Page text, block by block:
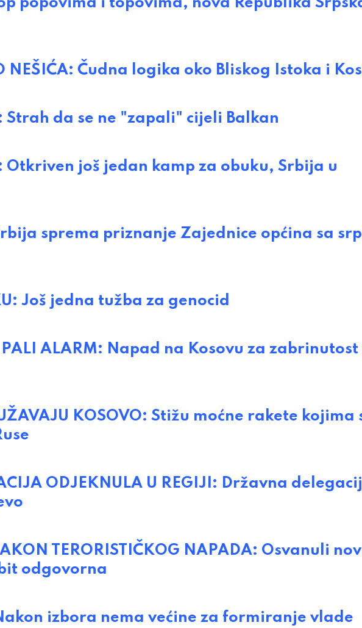
NEŠIĆA: Čudna logika oko Bliskog Istoka i
Strah da se ne "zapali" cijeli Balkan
Otkriven još jedan kamp za obuku, Srbija u
sprema priznanje Zajednice općina sa
Još jedna tužba za genocid
PALI ALARM: Napad na Kosovu za zabrinutost
KOSOVO: Stižu moćne rakete kojima
ODJEKNULA U REGIJI: Državna
TERORISTIČKOG NAPADA: Osvanuli
odgovorna
izbora nema većine za formiranje vlade